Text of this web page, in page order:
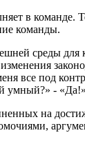
в команде.
команды.
среды для
все под
умный?» -
на